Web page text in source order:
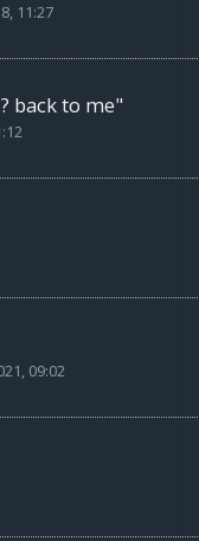
11:27
back to me"
09:02